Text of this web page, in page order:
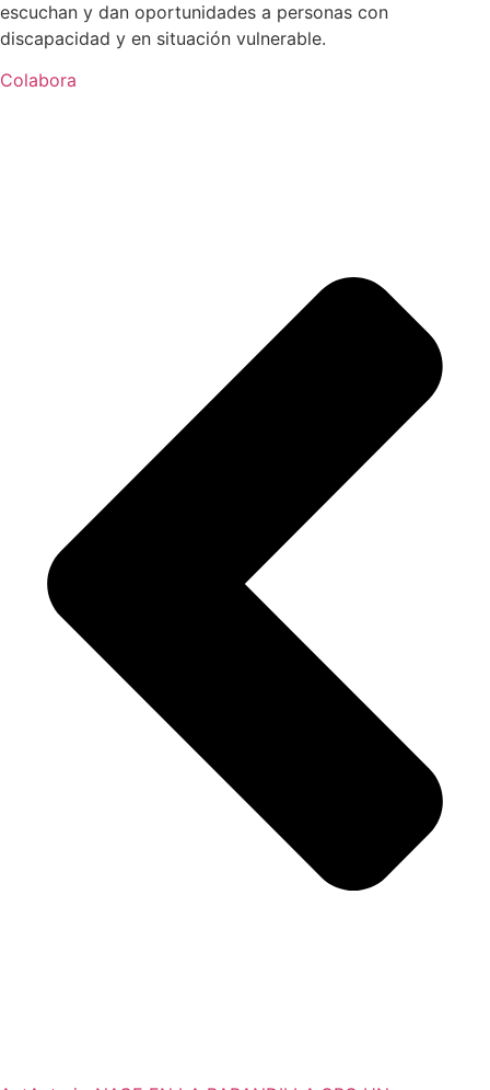
escuchan y dan oportunidades a personas con
discapacidad y en situación vulnerable.
Colabora